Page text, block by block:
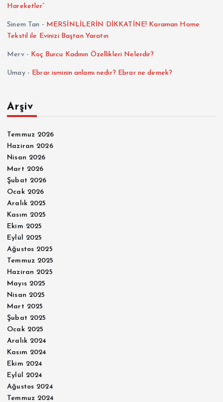
a
m
a
Hareketler”
Sinem Tan - MERSİNLİLERİN DİKKATİNE! Karaman Home
Tekstil ile Evinizi Baştan Yaratın
Merv- Koç Burcu Kadının Özellikleri Nelerdir?
Umay- Ebrar isminin anlamı nedir? Ebrar ne demek?
Arşiv
Temmuz 2026
Haziran 2026
Nisan 2026
Mart 2026
Şubat 2026
Ocak 2026
Aralık 2025
Kasım 2025
Ekim 2025
Eylül 2025
Ağustos 2025
Temmuz 2025
Haziran 2025
Mayıs 2025
Nisan 2025
Mart 2025
Şubat 2025
Ocak 2025
Aralık 2024
Kasım 2024
Ekim 2024
Eylül 2024
Ağustos 2024
Temmuz 2024